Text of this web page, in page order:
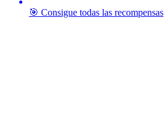
🎯 Consigue todas las recompensas